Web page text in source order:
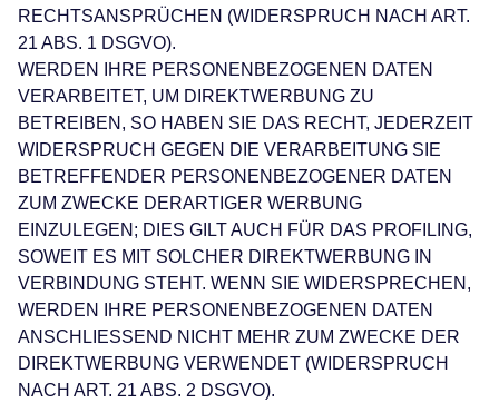
RECHTSANSPRÜCHEN (WIDERSPRUCH NACH ART.
21 ABS. 1 DSGVO).
WERDEN IHRE PERSONENBEZOGENEN DATEN
VERARBEITET, UM DIREKTWERBUNG ZU
BETREIBEN, SO HABEN SIE DAS RECHT, JEDERZEIT
WIDERSPRUCH GEGEN DIE VERARBEITUNG SIE
BETREFFENDER PERSONENBEZOGENER DATEN
ZUM ZWECKE DERARTIGER WERBUNG
EINZULEGEN; DIES GILT AUCH FÜR DAS PROFILING,
SOWEIT ES MIT SOLCHER DIREKTWERBUNG IN
VERBINDUNG STEHT. WENN SIE WIDERSPRECHEN,
WERDEN IHRE PERSONENBEZOGENEN DATEN
ANSCHLIESSEND NICHT MEHR ZUM ZWECKE DER
DIREKTWERBUNG VERWENDET (WIDERSPRUCH
NACH ART. 21 ABS. 2 DSGVO).